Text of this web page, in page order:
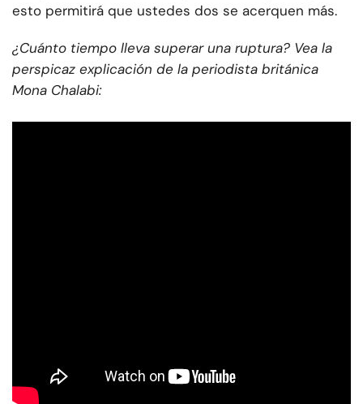
esto permitirá que ustedes dos se acerquen más.
¿Cuánto tiempo lleva superar una ruptura? Vea la
perspicaz explicación de la periodista británica
Mona Chalabi: